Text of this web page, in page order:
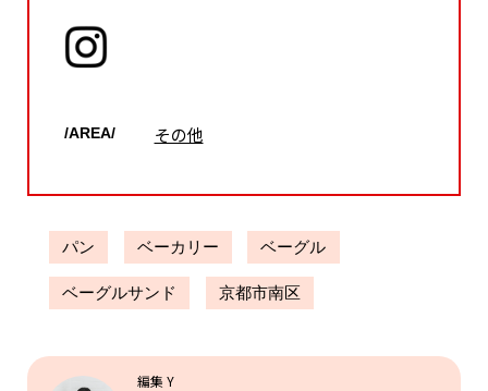
/AREA/ その他
パン ベーカリー ベーグル
ベーグルサンド 京都市南区
編集 Y